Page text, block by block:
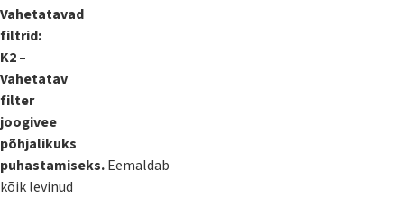
Vahetatavad
filtrid:
K2 –
Vahetatav
filter
joogivee
põhjalikuks
puhastamiseks.Eemaldab
kõik levinud